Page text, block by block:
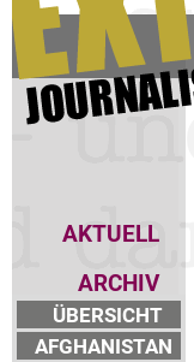
AKTUELL
ARCHIV
ÜBERSICHT
AFGHANISTAN